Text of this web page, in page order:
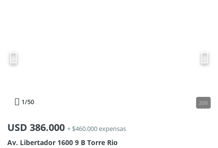
1/50 200
USD 386.000 + $460.000 expensas
Av. Libertador 1600 9 B Torre Rio